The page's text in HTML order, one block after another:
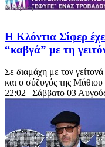
Η Κλόντια Σίφερ
“καβγά” με τη
Σε διαμάχη με τον
και ο σύζυγός της
22:02 | Σάββατο 03